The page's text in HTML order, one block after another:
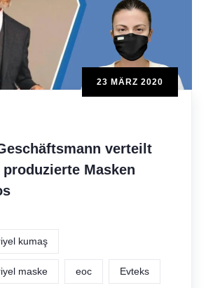
23 MÄRZ 2020
verteilt
Masken
kumaş
maske eoc Evteks